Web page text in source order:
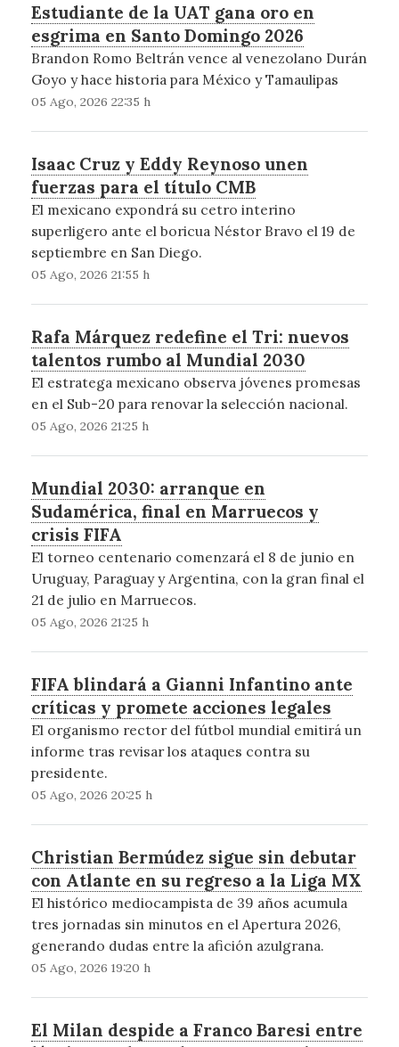
Estudiante de la UAT gana oro en
esgrima en Santo Domingo 2026
Brandon Romo Beltrán vence al venezolano Durán
Goyo y hace historia para México y Tamaulipas
05 Ago, 2026 22:35 h
Isaac Cruz y Eddy Reynoso unen
fuerzas para el título CMB
El mexicano expondrá su cetro interino
superligero ante el boricua Néstor Bravo el 19 de
septiembre en San Diego.
05 Ago, 2026 21:55 h
Rafa Márquez redefine el Tri: nuevos
talentos rumbo al Mundial 2030
El estratega mexicano observa jóvenes promesas
en el Sub-20 para renovar la selección nacional.
05 Ago, 2026 21:25 h
Mundial 2030: arranque en
Sudamérica, final en Marruecos y
crisis FIFA
El torneo centenario comenzará el 8 de junio en
Uruguay, Paraguay y Argentina, con la gran final el
21 de julio en Marruecos.
05 Ago, 2026 21:25 h
FIFA blindará a Gianni Infantino ante
críticas y promete acciones legales
El organismo rector del fútbol mundial emitirá un
informe tras revisar los ataques contra su
presidente.
05 Ago, 2026 20:25 h
Christian Bermúdez sigue sin debutar
con Atlante en su regreso a la Liga MX
El histórico mediocampista de 39 años acumula
tres jornadas sin minutos en el Apertura 2026,
generando dudas entre la afición azulgrana.
05 Ago, 2026 19:20 h
El Milan despide a Franco Baresi entre